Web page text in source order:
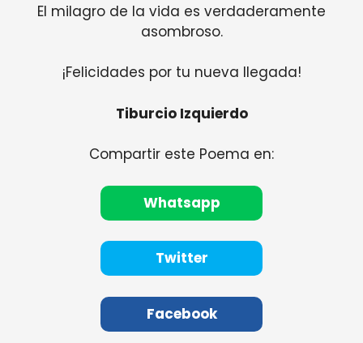
El milagro de la vida es verdaderamente
asombroso.
¡Felicidades por tu nueva llegada!
Tiburcio Izquierdo
Compartir este Poema en:
Whatsapp
Twitter
Facebook